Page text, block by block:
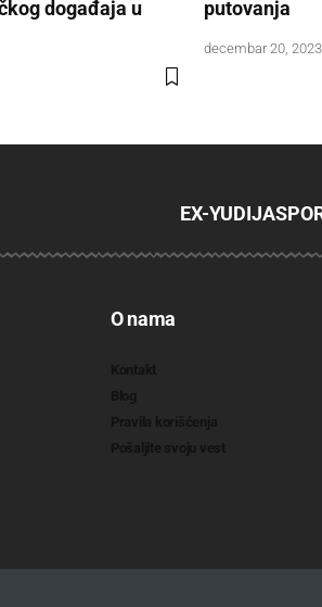
događaja u
putovanja
decembar 20, 2023
EX-YU
O nama